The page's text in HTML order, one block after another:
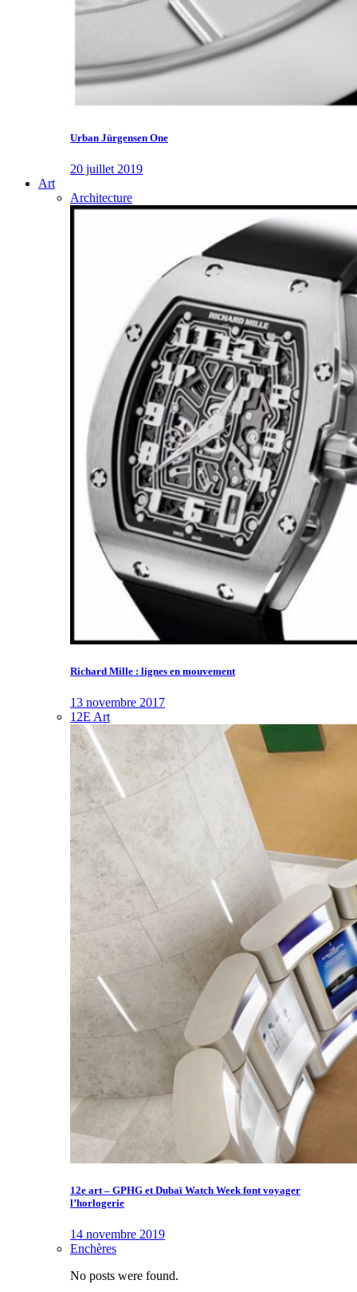
Urban Jürgensen One
20 juillet 2019
Art
Architecture
Richard Mille : lignes en mouvement
13 novembre 2017
12E Art
12e art – GPHG et Dubaï Watch Week font voyager
l’horlogerie
14 novembre 2019
Enchères
No posts were found.